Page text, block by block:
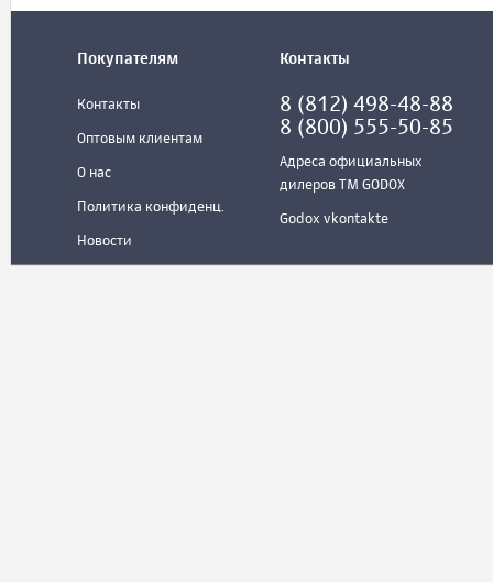
Покупателям
Контакты
Оптовым клиентам
О нас
Политика конфиденц.
Новости
Контакты
8 (812) 498-48-88
8 (800) 555-50-85
Адреса официальных
дилеров ТМ GODOX
Godox vkontakte